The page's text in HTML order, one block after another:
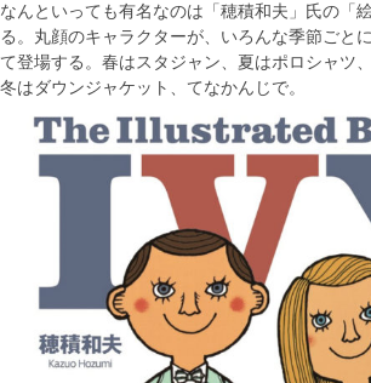
なんといっても有名なのは「穂積和夫」氏の「
る。丸顔のキャラクターが、いろんな季節ごと
て登場する。春はスタジャン、夏はポロシャツ
冬はダウンジャケット、てなかんじで。